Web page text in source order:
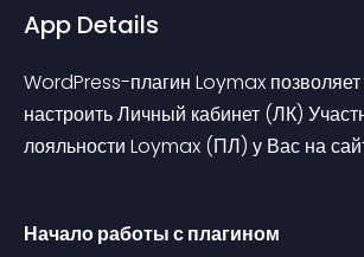
App Details
WordPress-плагин Loymax позволяет
настроить Личный кабинет (ЛК)
лояльности Loymax (ПЛ) у Вас на
Начало работы с плагином